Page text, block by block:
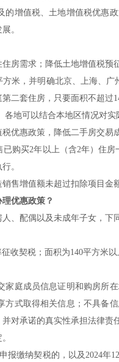
增值税、土地增值税优惠
。
房需求；降低土地增值税预
米，并明确北京、上海、
套住房，只要面积不超过
地可以结合本地区情况对实
优惠政策，降低二手房交易
购买2年以上（含2年）住
。
售增值额未超过扣除项目金
优惠政策？
、配偶以及未成年子女，下
收契税；面积为140平方米
家庭成员信息证明和购房所
式取得相关信息；不具备
对承诺的真实性承担法律责任
缴纳契税的，以及2024年